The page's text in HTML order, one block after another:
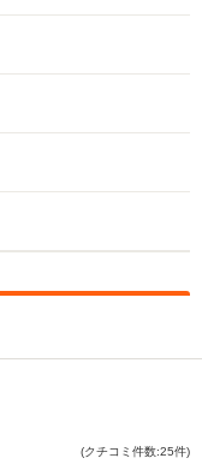
(クチコミ件数:25件)